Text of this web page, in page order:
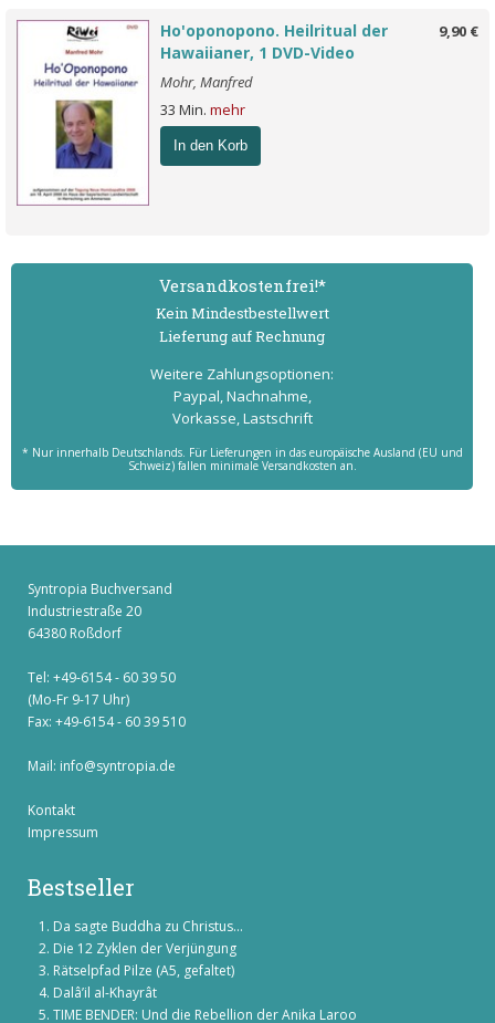
9,90 €
Ho'oponopono. Heilritual der
Hawaiianer, 1 DVD-Video
Mohr, Manfred
33 Min. mehr
In den Korb
Versand­kostenfrei!*
Kein Mindest­bestell­wert
Lieferung auf Rechnung
Weitere Zahlungs­optionen:
Paypal, Nachnahme,
Vorkasse, Lastschrift
* Nur innerhalb Deutschlands. Für Lieferungen in das europäische Ausland (EU und
Schweiz) fallen minimale Versandkosten an.
Syntropia Buchversand
Industriestraße 20
64380 Roßdorf
Tel: +49-6154 - 60 39 50
(Mo-Fr 9-17 Uhr)
Fax: +49-6154 - 60 39 510
Mail: info@syntropia.de
Kontakt
Impressum
Bestseller
Da sagte Buddha zu Christus...
Die 12 Zyklen der Verjüngung
Rätselpfad Pilze (A5, gefaltet)
Dalâ’il al-Khayrât
TIME BENDER: Und die Rebellion der Anika Laroo